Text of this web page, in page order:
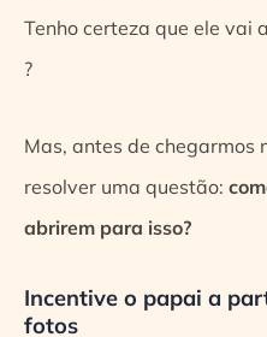
Tenho certeza que ele vai
?
Mas, antes de chegarmos
resolver uma questão:
abrirem para isso?
Incentive o papai a
fotos